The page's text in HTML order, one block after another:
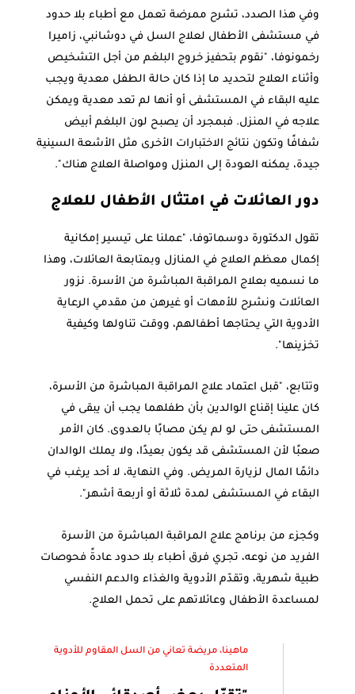
وفي هذا الصدد، تشرح ممرضة تعمل مع أطباء بلا حدود
في مستشفى الأطفال لعلاج السل في دوشانبي، زاميرا
رخمونوفا، "نقوم بتحفيز خروج البلغم من أجل التشخيص
وأثناء العلاج لتحديد ما إذا كان حالة الطفل معدية ويجب
عليه البقاء في المستشفى أو أنها لم تعد معدية ويمكن
علاجه في المنزل. فبمجرد أن يصبح لون البلغم أبيض
شفافًا وتكون نتائج الاختبارات الأخرى مثل الأشعة السينية
جيدة، يمكنه العودة إلى المنزل ومواصلة العلاج هناك".
دور العائلات في امتثال الأطفال للعلاج
تقول الدكتورة دوسماتوفا، "عملنا على تيسير إمكانية
إكمال معظم العلاج في المنازل وبمتابعة العائلات، وهذا
ما نسميه بعلاج المراقبة المباشرة من الأسرة. نزور
العائلات ونشرح للأمهات أو غيرهن من مقدمي الرعاية
الأدوية التي يحتاجها أطفالهم، ووقت تناولها وكيفية
تخزينها".
وتتابع، "قبل اعتماد علاج المراقبة المباشرة من الأسرة،
كان علينا إقناع الوالدين بأن طفلهما يجب أن يبقى في
المستشفى حتى لو لم يكن مصابًا بالعدوى. كان الأمر
صعبًا لأن المستشفى قد يكون بعيدًا، ولا يملك الوالدان
دائمًا المال لزيارة المريض. وفي النهاية، لا أحد يرغب في
البقاء في المستشفى لمدة ثلاثة أو أربعة أشهر".
وكجزء من برنامج علاج المراقبة المباشرة من الأسرة
الفريد من نوعه، تجري فرق أطباء بلا حدود عادةً فحوصات
طبية شهرية، وتقدّم الأدوية والغذاء والدعم النفسي
لمساعدة الأطفال وعائلاتهم على تحمل العلاج.
ماهينا، مريضة تعاني من السل المقاوم للأدوية
المتعددة